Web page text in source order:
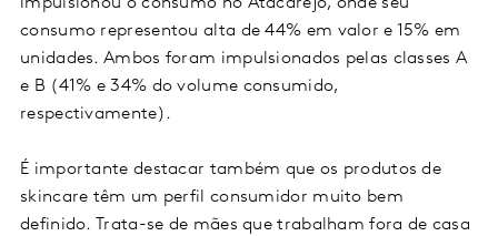
consumo representou alta de 44% em valor e 15% em
unidades. Ambos foram impulsionados pelas classes A
e B (41% e 34% do volume consumido,
respectivamente).
É importante destacar também que os produtos de
skincare têm um perfil consumidor muito bem
definido. Trata-se de mães que trabalham fora de casa